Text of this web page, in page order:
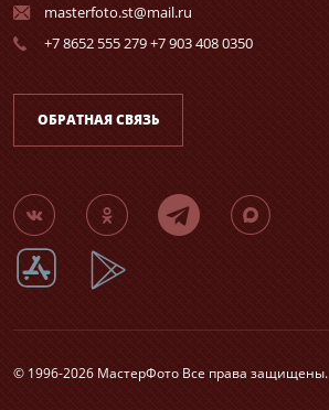
masterfoto.st@mail.ru
+7 8652 555 279 +7 903 408 0350
ОБРАТНАЯ СВЯЗЬ
© 1996-2026 МастерФото Все права защищены.